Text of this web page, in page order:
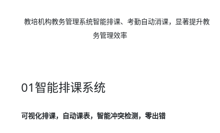
教培机构教务管理系统智能排课、考勤自动消课，显著提升教
务管理效率
01智能排课系统
可视化排课，自动课表，智能冲突检测，零出错